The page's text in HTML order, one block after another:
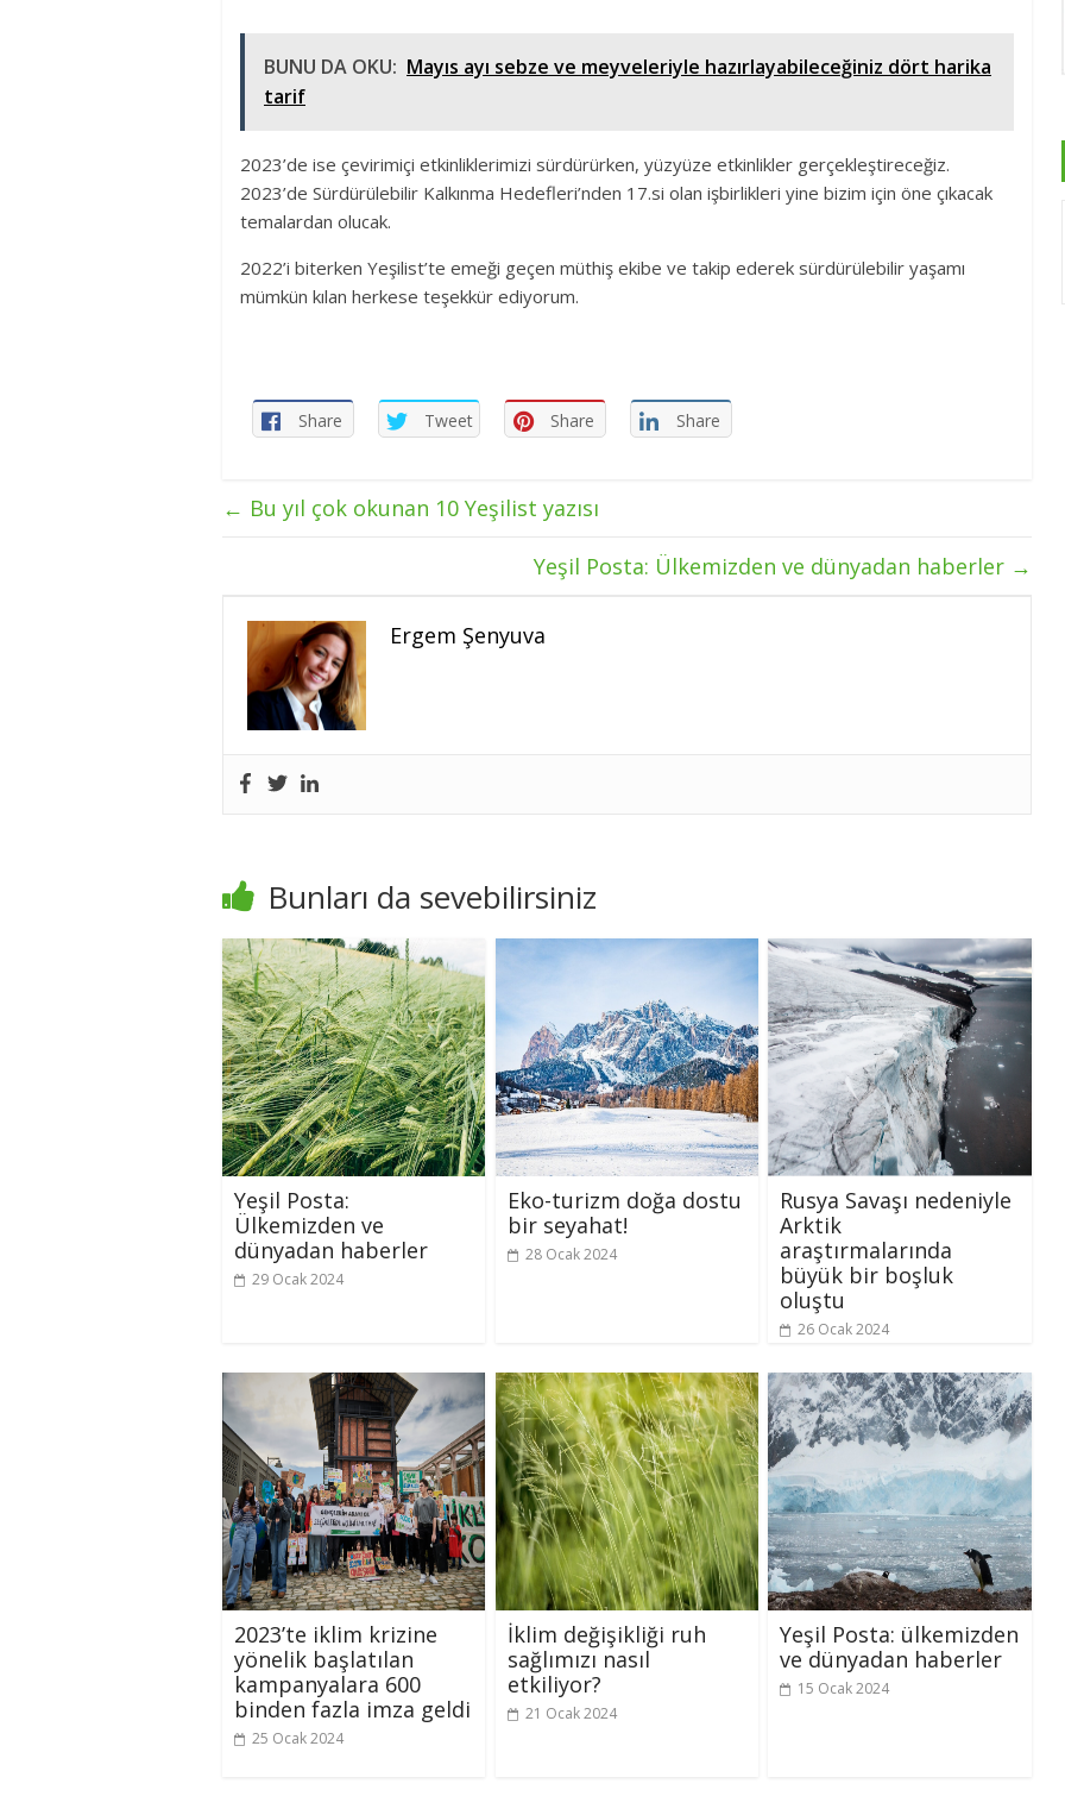
BUNU DA OKU: Mayıs ayı sebze ve meyveleriyle hazırlayabileceğiniz dört harika
tarif
2023’de ise çevirimiçi etkinliklerimizi sürdürürken, yüzyüze etkinlikler gerçekleştireceğiz.
2023’de Sürdürülebilir Kalkınma Hedefleri’nden 17.si olan işbirlikleri yine bizim için öne çıkacak
temalardan olucak.
2022’i biterken Yeşilist’te emeği geçen müthiş ekibe ve takip ederek sürdürülebilir yaşamı
mümkün kılan herkese teşekkür ediyorum.
Share Tweet Share Share
← Bu yıl çok okunan 10 Yeşilist yazısı
Yeşil Posta: Ülkemizden ve dünyadan haberler →
Ergem Şenyuva
Bunları da sevebilirsiniz
Yeşil Posta:
Ülkemizden ve
dünyadan haberler
29 Ocak 2024
Eko-turizm doğa dostu
bir seyahat!
28 Ocak 2024
Rusya Savaşı nedeniyle
Arktik
araştırmalarında
büyük bir boşluk
oluştu
26 Ocak 2024
2023’te iklim krizine
yönelik başlatılan
kampanyalara 600
binden fazla imza geldi
25 Ocak 2024
İklim değişikliği ruh
sağlımızı nasıl
etkiliyor?
21 Ocak 2024
Yeşil Posta: ülkemizden
ve dünyadan haberler
15 Ocak 2024